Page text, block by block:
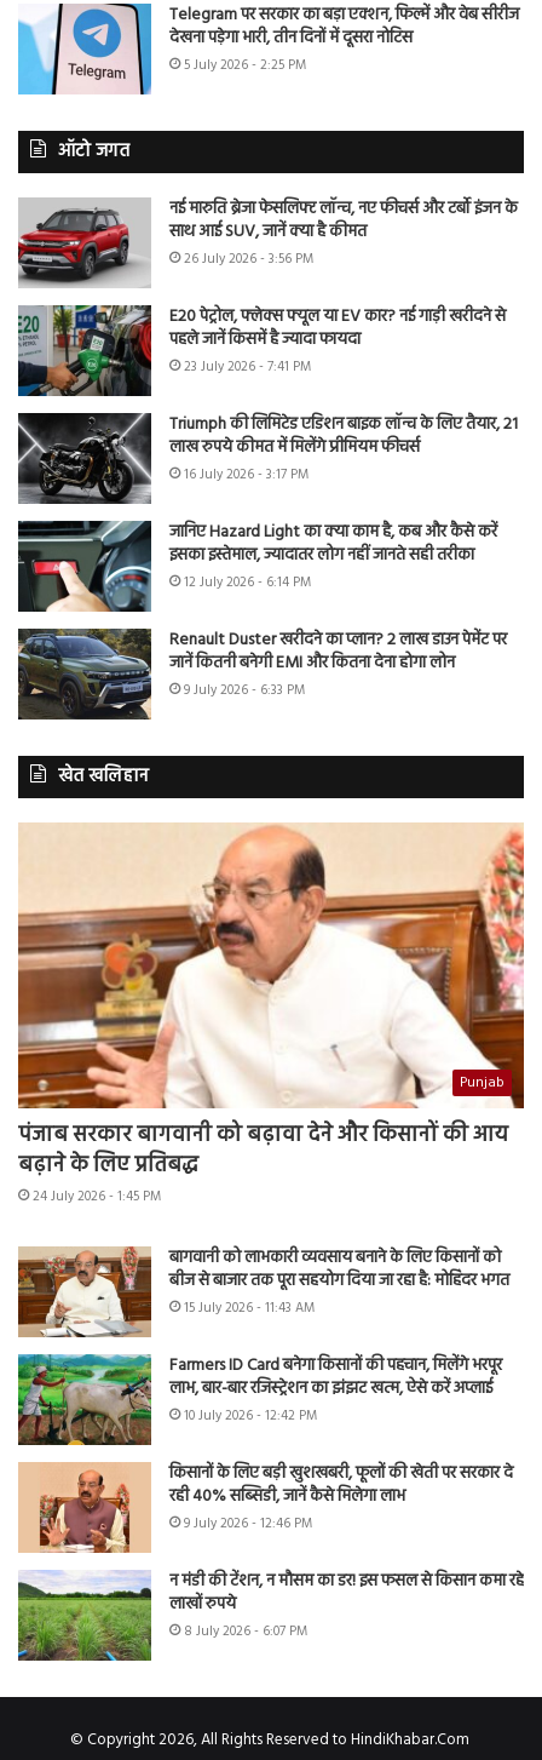
Telegram पर सरकार का बड़ा एक्शन, फिल्में और वेब सीरीज
देखना पड़ेगा भारी, तीन दिनों में दूसरा नोटिस
5 July 2026 - 2:25 PM
ऑटो जगत
नई मारुति ब्रेजा फेसलिफ्ट लॉन्च, नए फीचर्स और टर्बो इंजन के
साथ आई SUV, जानें क्या है कीमत
26 July 2026 - 3:56 PM
E20 पेट्रोल, फ्लेक्स फ्यूल या EV कार? नई गाड़ी खरीदने से
पहले जानें किसमें है ज्यादा फायदा
23 July 2026 - 7:41 PM
Triumph की लिमिटेड एडिशन बाइक लॉन्च के लिए तैयार, 21
लाख रुपये कीमत में मिलेंगे प्रीमियम फीचर्स
16 July 2026 - 3:17 PM
जानिए Hazard Light का क्या काम है, कब और कैसे करें
इसका इस्तेमाल, ज्यादातर लोग नहीं जानते सही तरीका
12 July 2026 - 6:14 PM
Renault Duster खरीदने का प्लान? 2 लाख डाउन पेमेंट पर
जानें कितनी बनेगी EMI और कितना देना होगा लोन
9 July 2026 - 6:33 PM
खेत खलिहान
Punjab
पंजाब सरकार बागवानी को बढ़ावा देने और किसानों की आय
बढ़ाने के लिए प्रतिबद्ध
24 July 2026 - 1:45 PM
बागवानी को लाभकारी व्यवसाय बनाने के लिए किसानों को
बीज से बाजार तक पूरा सहयोग दिया जा रहा है: मोहिंदर भगत
15 July 2026 - 11:43 AM
Farmers ID Card बनेगा किसानों की पहचान, मिलेंगे भरपूर
लाभ, बार-बार रजिस्ट्रेशन का झंझट खत्म, ऐसे करें अप्लाई
10 July 2026 - 12:42 PM
किसानों के लिए बड़ी खुशखबरी, फूलों की खेती पर सरकार दे
रही 40% सब्सिडी, जानें कैसे मिलेगा लाभ
9 July 2026 - 12:46 PM
न मंडी की टेंशन, न मौसम का डर! इस फसल से किसान कमा रहे
लाखों रुपये
8 July 2026 - 6:07 PM
© Copyright 2026, All Rights Reserved to HindiKhabar.Com